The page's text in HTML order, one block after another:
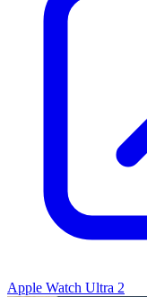
Apple Watch Ultra 2